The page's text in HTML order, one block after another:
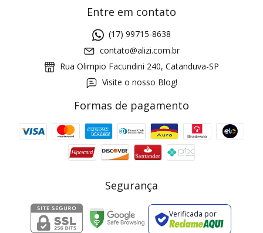
Entre em contato
(17) 99715-8638
contato@alizi.com.br
Rua Olimpio Facundini 240, Catanduva-SP
Visite o nosso Blog!
Formas de pagamento
Segurança
Verificada por
Cupom 1a compra: GANHE5
2 pecas 7% OFF